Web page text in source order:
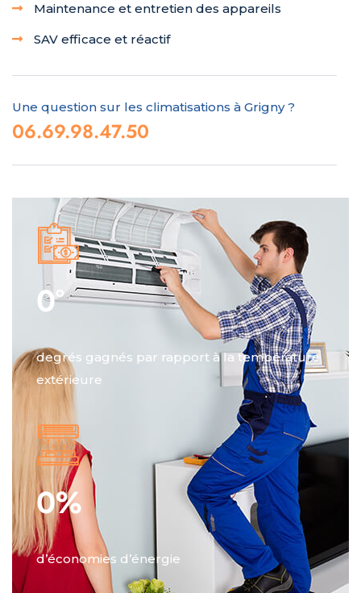
Maintenance et entretien des appareils
SAV efficace et réactif
Une question sur les climatisations à Grigny ?
06.69.98.47.50
0°
degrés gagnés par rapport à la température
extérieure
0%
d’économies d’énergie